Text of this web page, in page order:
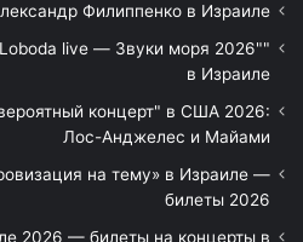
Филиппенко в Израиле
live — Звуки моря 2026"
в Израиле
концерт" в США 2026:
Лос-Анджелес и Майами
на тему» в Израиле —
билеты 2026
2026 — билеты на концерты в